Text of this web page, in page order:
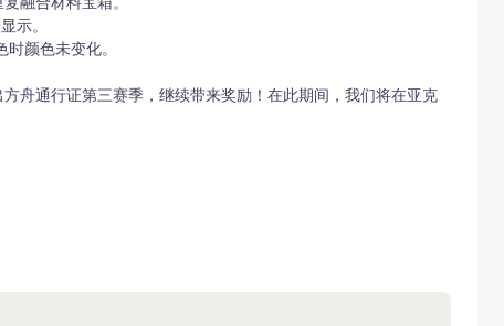
示。
颜色未变化。
舟通行证第三赛季，继续带来奖励！在此期间，我们将在亚克